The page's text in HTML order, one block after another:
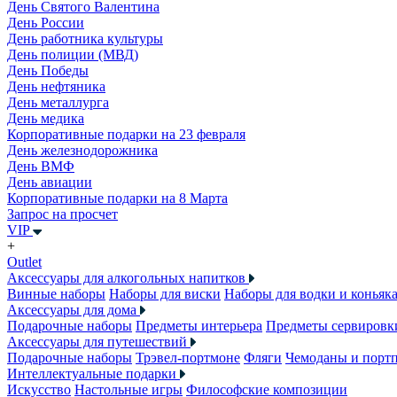
День Святого Валентина
День России
День работника культуры
День полиции (МВД)
День Победы
День нефтяника
День металлурга
День медика
Корпоративные подарки на 23 февраля
День железнодорожника
День ВМФ
День авиации
Корпоративные подарки на 8 Марта
Запрос на просчет
VIP
+
Outlet
Аксессуары для алкогольных напитков
Винные наборы Наборы для виски Наборы для водки и коньяка
Аксессуары для дома
Подарочные наборы Предметы интерьера Предметы
Аксессуары для путешествий
Подарочные наборы Трэвел-портмоне Фляги Чемоданы и
Интеллектуальные подарки
Искусство Настольные игры Философские композиции